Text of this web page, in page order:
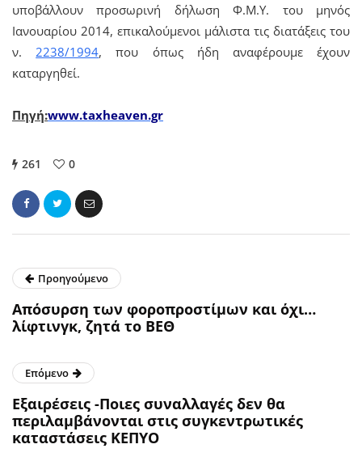
υποβάλλουν προσωρινή δήλωση Φ.Μ.Υ. του μηνός
Ιανουαρίου 2014, επικαλούμενοι μάλιστα τις διατάξεις του
ν. 2238/1994, που όπως ήδη αναφέρουμε έχουν
καταργηθεί.
Πηγή:www.taxheaven.gr
261 0
Προηγούμενο
Απόσυρση των φοροπροστίμων και όχι…
λίφτινγκ, ζητά το ΒΕΘ
Επόμενο
Εξαιρέσεις -Ποιες συναλλαγές δεν θα
περιλαμβάνονται στις συγκεντρωτικές
καταστάσεις ΚΕΠΥΟ